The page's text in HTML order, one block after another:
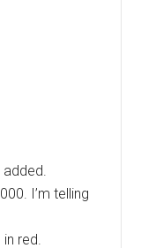
I’m telling
red.